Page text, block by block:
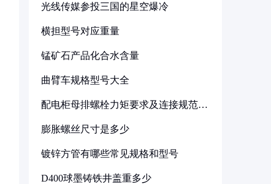
光线传媒参投三国的星空爆冷
横担型号对应重量
锰矿石产品化合水含量
曲臂车规格型号大全
配电柜母排螺栓力矩要求及连接规范详
膨胀螺丝尺寸是多少
镀锌方管有哪些常见规格和型号
D400球墨铸铁井盖重多少